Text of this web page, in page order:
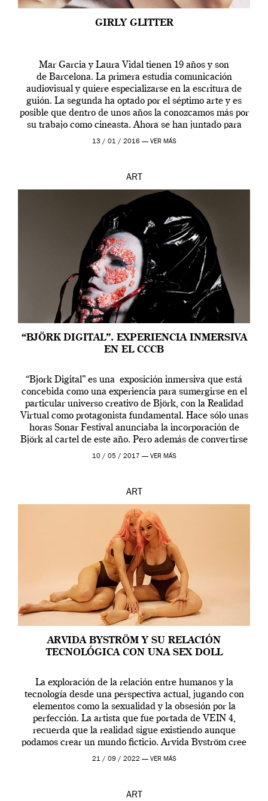
GIRLY GLITTER
Mar Garcia y Laura Vidal tienen 19 años y son
de Barcelona. La primera estudia comunicación
audiovisual y quiere especializarse en la escritura de
guión. La segunda ha optado por el séptimo arte y es
posible que dentro de unos años la conozcamos más por
su trabajo como cineasta. Ahora se han juntado para
contarnos una […]
13 / 01 / 2016 — VER MÁS
ART
“BJÖRK DIGITAL”. EXPERIENCIA INMERSIVA
EN EL CCCB
“Bjork Digital” es una exposición inmersiva que está
concebida como una experiencia para sumergirse en el
particular universo creativo de Björk, con la Realidad
Virtual como protagonista fundamental. Hace sólo unas
horas Sonar Festival anunciaba la incorporación de
Björk al cartel de este año. Pero además de convertirse
en una de las actuaciones más relevantes […]
10 / 05 / 2017 — VER MÁS
ART
ARVIDA BYSTRÖM Y SU RELACIÓN
TECNOLÓGICA CON UNA SEX DOLL
La exploración de la relación entre humanos y la
tecnología desde una perspectiva actual, jugando con
elementos como la sexualidad y la obsesión por la
perfección. La artista que fue portada de VEIN 4,
recuerda que la realidad sigue existiendo aunque
podamos crear un mundo ficticio. Arvida Byström cree
que los humanos tienen un complejo […]
21 / 09 / 2022 — VER MÁS
ART